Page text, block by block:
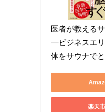
医者が教える
―ビジネスエリ
体をサウナで
楽天